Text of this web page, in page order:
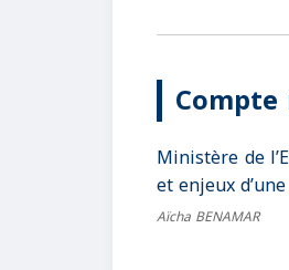
Ministère de
et enjeux
Aïcha BENAMAR